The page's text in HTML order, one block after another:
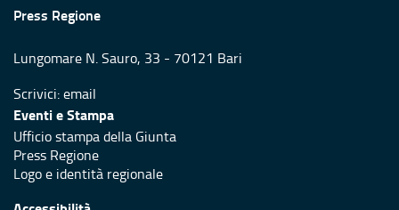
Press Regione
Lungomare N. Sauro, 33 - 70121 Bari
Scrivici:email
Eventi e Stampa
Ufficio stampa della Giunta
Press Regione
Logo e identità regionale